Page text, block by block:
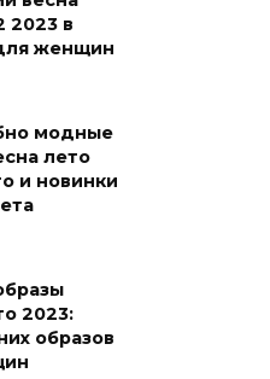
2023 в
женщин
модные
лето
и новинки
2023:
образов